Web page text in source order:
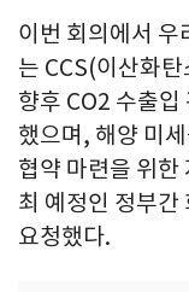
이번 회의에서 우
는 CCS(이산화
향후 CO2 수출
했으며, 해양 미
협약 마련을 위한
최 예정인 정부
요청했다.